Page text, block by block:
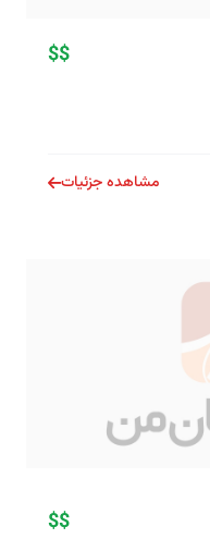
$$
مشاهده جزئیات
$$